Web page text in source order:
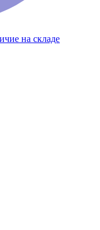
на складе